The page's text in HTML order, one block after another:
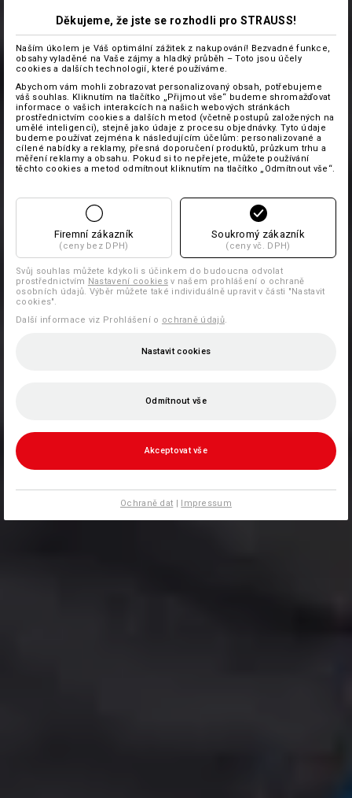
Děkujeme, že jste se rozhodli pro STRAUSS!
Naším úkolem je Váš optimální zážitek z nakupování! Bezvadné funkce,
obsahy vyladěné na Vaše zájmy a hladký průběh – Toto jsou účely
cookies a dalších technologií, které používáme.
Abychom vám mohli zobrazovat personalizovaný obsah, potřebujeme
váš souhlas. Kliknutím na tlačítko „Přijmout vše“ budeme shromažďovat
informace o vašich interakcích na našich webových stránkách
prostřednictvím cookies a dalších metod (včetně postupů založených na
umělé inteligenci), stejně jako údaje z procesu objednávky. Tyto údaje
budeme používat zejména k následujícím účelům: personalizované a
cílené nabídky a reklamy, přesná doporučení produktů, průzkum trhu a
měření reklamy a obsahu. Pokud si to nepřejete, můžete používání
těchto cookies a metod odmítnout kliknutím na tlačítko „Odmítnout vše“.
Firemní zákazník
(ceny bez DPH)
Soukromý zákazník
(ceny vč. DPH)
Svůj souhlas můžete kdykoli s účinkem do budoucna odvolat
prostřednictvím Nastavení cookiesv našem prohlášení o ochraně
osobních údajů. Výběr můžete také individuálně upravit v části "Nastavit
cookies".
Další informace viz Prohlášení o ochraně údajů.
Nastavit cookies
Odmítnout vše
Akceptovat vše
Ochraně dat | Impressum